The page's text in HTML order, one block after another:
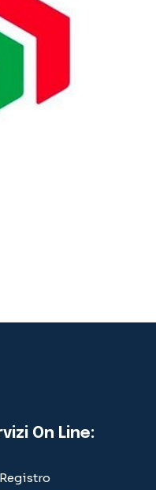
On Line:
Registro